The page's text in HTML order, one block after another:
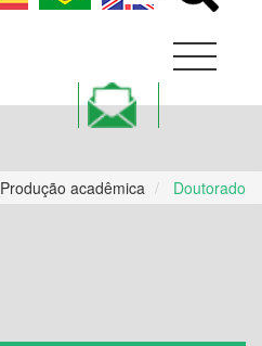
Produção acadêmica Doutorado